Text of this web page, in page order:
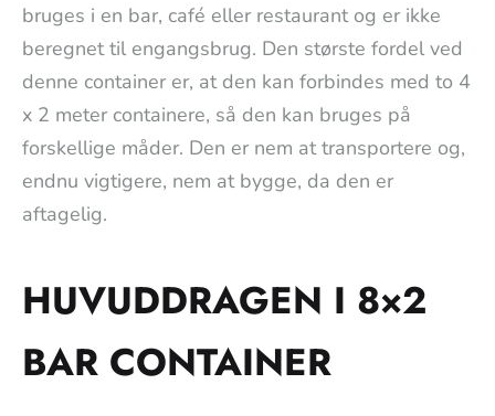
bruges i en bar, café eller restaurant og er ikke
beregnet til engangsbrug. Den største fordel ved
denne container er, at den kan forbindes med to 4
x 2 meter containere, så den kan bruges på
forskellige måder. Den er nem at transportere og,
endnu vigtigere, nem at bygge, da den er
aftagelig.
HUVUDDRAGEN I 8×2
BAR CONTAINER